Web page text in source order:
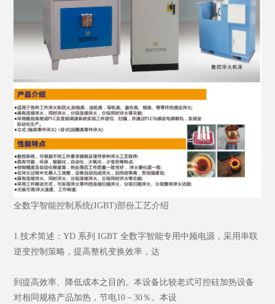
全数字智能控制系统(IGBT)部份工艺介绍
1.技术简述：YD 系列 IGBT 全数字智能专用中频电源，采用串联
逆变控制策略，提高整机变换效率，达
到提高效率、降低成本之目的。本设备比较老式可控硅加热设备
对相同规格产品加热，节电10－30％。本设